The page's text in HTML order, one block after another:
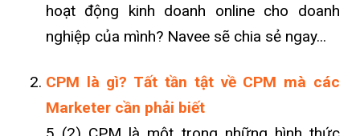
hoạt động kinh doanh online cho doanh
nghiệp của mình? Navee sẽ chia sẻ ngay...
CPM là gì? Tất tần tật về CPM mà các
Marketer cần phải biết